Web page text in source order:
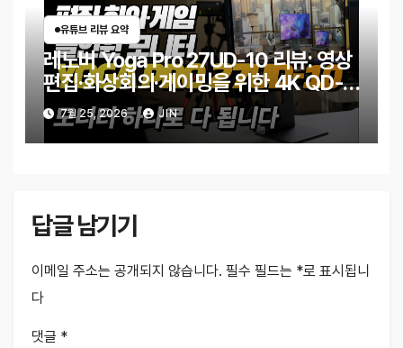
유튜브 리뷰 요약
레노버 Yoga Pro 27UD-10 리뷰: 영상
편집·화상회의·게이밍을 위한 4K QD-
OLED 모니터
7월 25, 2026 JIN
답글 남기기
이메일 주소는 공개되지 않습니다. 필수 필드는 *로 표시됩니
다
댓글 *